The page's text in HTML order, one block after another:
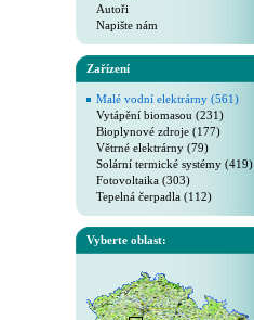
Autoři
Napište nám
Zařízení
Malé vodní elektrárny (561)
Vytápění biomasou (231)
Bioplynové zdroje (177)
Větrné elektrárny (79)
Solární termické systémy (419)
Fotovoltaika (303)
Tepelná čerpadla (112)
Vyberte oblast: